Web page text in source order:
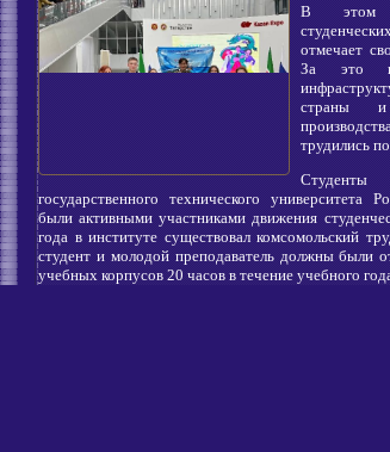
В этом
отмечает
За это
страны
трудились
государственного технического университета
были активными участниками движения
года в институте существовал комсомольский
студент и молодой преподаватель должны были
учебных корпусов 20 часов в течение учебного